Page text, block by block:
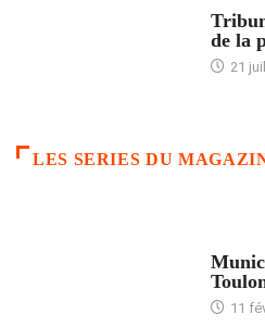
de la
21
LES SERIES DU
11